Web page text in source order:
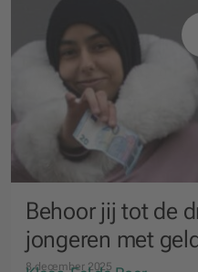
Behoor jij tot de
jongeren met
8 december 2025